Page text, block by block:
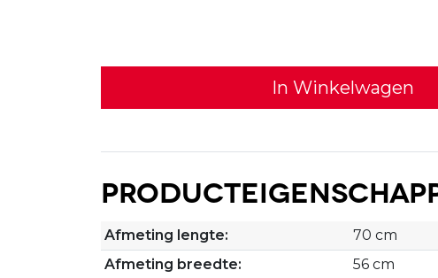
In Winkelwagen
Afmeting lengte:
70 cm
Afmeting breedte:
56 cm